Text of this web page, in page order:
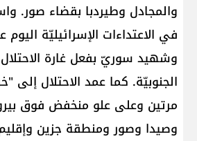
في الاعتداءات الإسرائيليّة
وشهيد سوريّ بفعل غارة
الجنوبيّة. كما عمد الاحتلال إلى
مرتين وعلى علو منخفض فوق
وصيدا وصور ومنطقة جزين